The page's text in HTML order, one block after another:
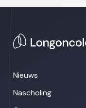
Nieuws
Nascholing